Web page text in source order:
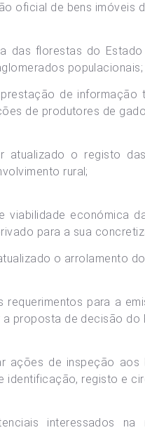
oficial de bens imóveis
das florestas do
populacionais;
de
de produtores de
atualizado o registo
rural;
viabilidade económica
para a sua
o arrolamento
requerimentos para a
proposta de decisão
ações de inspeção
identificação, registo e
interessados